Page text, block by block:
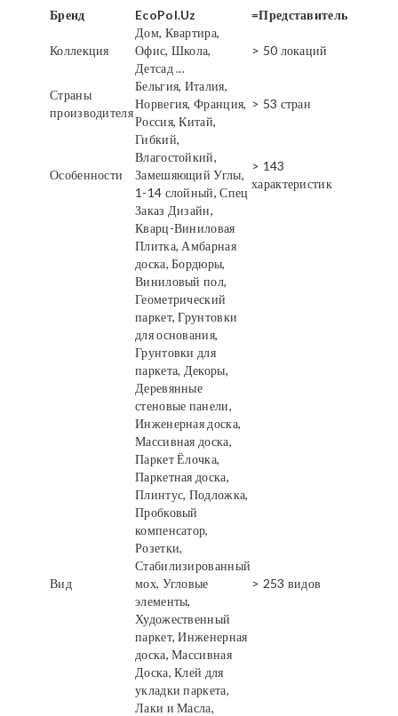
Бренд EcoPol.Uz =Представитель
Коллекция
Дом, Квартира,
Офис, Школа,
Детсад ...
> 50 локаций
Страны
производителя
Бельгия, Италия,
Норвегия, Франция,
Россия, Китай,
> 53 стран
Особенности
Гибкий,
Влагостойкий,
Замешяющий Углы,
1-14 слойный, Спец
Заказ Дизайн,
> 143
характеристик
Вид
Кварц-Виниловая
Плитка, Амбарная
доска, Бордюры,
Виниловый пол,
Геометрический
паркет, Грунтовки
для основания,
Грунтовки для
паркета, Декоры,
Деревянные
стеновые панели,
Инженерная доска,
Массивная доска,
Паркет Ёлочка,
Паркетная доска,
Плинтус, Подложка,
Пробковый
компенсатор,
Розетки,
Стабилизированный
мох, Угловые
элементы,
Художественный
паркет, Инженерная
доска, Массивная
Доска, Клей для
укладки паркета,
Лаки и Масла,
> 253 видов